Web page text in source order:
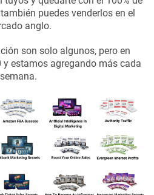
puedes venderlos en el
anglo.
son solo algunos, pero en
estamos agregando más cada
semana.